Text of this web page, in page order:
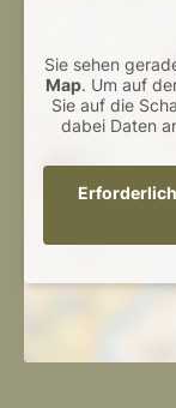
Sie sehen
Map. Um auf
Sie auf die
dabei Daten